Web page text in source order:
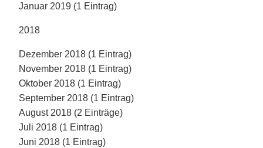
Januar 2019 (1 Eintrag)
2018
Dezember 2018 (1 Eintrag)
November 2018 (1 Eintrag)
Oktober 2018 (1 Eintrag)
September 2018 (1 Eintrag)
August 2018 (2 Einträge)
Juli 2018 (1 Eintrag)
Juni 2018 (1 Eintrag)